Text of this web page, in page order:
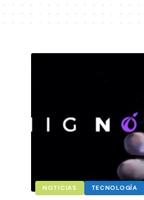
NOTICIAS TECNOLOGÍA